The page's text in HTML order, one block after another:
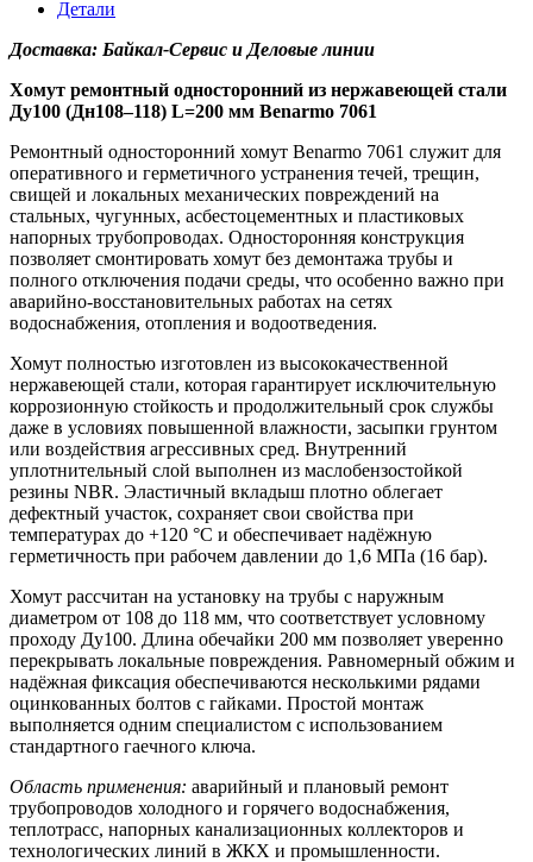
Детали
Доставка: Байкал-Сервис и Деловые линии
Хомут ремонтный односторонний из нержавеющей стали
Ду100 (Дн108–118) L=200 мм Benarmo 7061
Ремонтный односторонний хомут Benarmo 7061 служит для
оперативного и герметичного устранения течей, трещин,
свищей и локальных механических повреждений на
стальных, чугунных, асбестоцементных и пластиковых
напорных трубопроводах. Односторонняя конструкция
позволяет смонтировать хомут без демонтажа трубы и
полного отключения подачи среды, что особенно важно при
аварийно-восстановительных работах на сетях
водоснабжения, отопления и водоотведения.
Хомут полностью изготовлен из высококачественной
нержавеющей стали, которая гарантирует исключительную
коррозионную стойкость и продолжительный срок службы
даже в условиях повышенной влажности, засыпки грунтом
или воздействия агрессивных сред. Внутренний
уплотнительный слой выполнен из маслобензостойкой
резины NBR. Эластичный вкладыш плотно облегает
дефектный участок, сохраняет свои свойства при
температурах до +120 °C и обеспечивает надёжную
герметичность при рабочем давлении до 1,6 МПа (16 бар).
Хомут рассчитан на установку на трубы с наружным
диаметром от 108 до 118 мм, что соответствует условному
проходу Ду100. Длина обечайки 200 мм позволяет уверенно
перекрывать локальные повреждения. Равномерный обжим и
надёжная фиксация обеспечиваются несколькими рядами
оцинкованных болтов с гайками. Простой монтаж
выполняется одним специалистом с использованием
стандартного гаечного ключа.
Область применения: аварийный и плановый ремонт
трубопроводов холодного и горячего водоснабжения,
теплотрасс, напорных канализационных коллекторов и
технологических линий в ЖКХ и промышленности.